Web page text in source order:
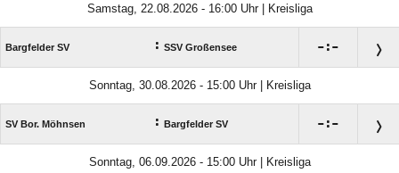
Samstag, 22.08.2026 - 16:00 Uhr | Kreisliga
Bargfelder SV : SSV Großensee :
Sonntag, 30.08.2026 - 15:00 Uhr | Kreisliga
SV Bor. Möhnsen : Bargfelder SV :
Sonntag, 06.09.2026 - 15:00 Uhr | Kreisliga